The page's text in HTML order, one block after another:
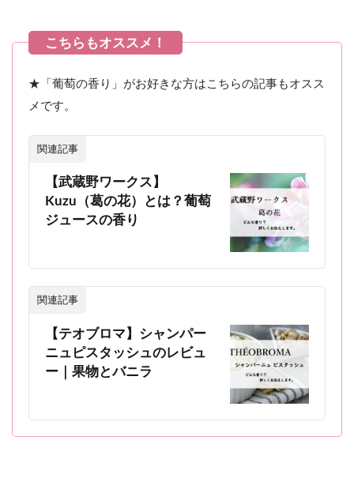
★「葡萄の香り」がお好きな方はこちらの記事もオスス
メです。
関連記事
【武蔵野ワークス】
Kuzu（葛の花）とは？葡萄
ジュースの香り
関連記事
【テオブロマ】シャンパー
ニュピスタッシュのレビュ
ー｜果物とバニラ